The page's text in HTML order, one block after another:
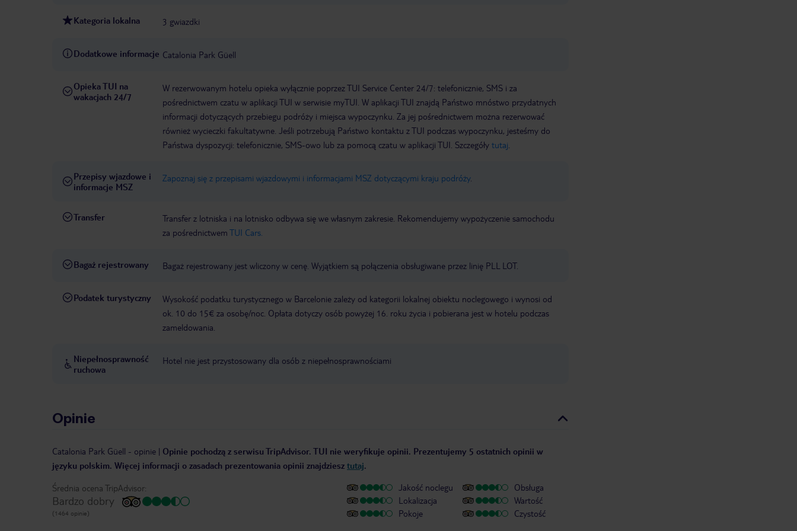
Kategoria lokalna 3 gwiazdki
Dodatkowe informacje Catalonia Park Güell
Opieka TUI na
wakacjach 24/7
W rezerwowanym hotelu opieka wyłącznie poprzez TUI Service Center 24/7: telefonicznie, SMS i za
pośrednictwem czatu w aplikacji TUI w serwisie myTUI. W aplikacji TUI znajdą Państwo mnóstwo przydatnych
informacji dotyczących przebiegu podróży i miejsca wypoczynku. Za jej pośrednictwem można rezerwować
również wycieczki fakultatywne. Jeśli potrzebują Państwo kontaktu z TUI podczas wypoczynku, jesteśmy do
Państwa dyspozycji: telefonicznie, SMS-owo lub za pomocą czatu w aplikacji TUI. Szczegóły tutaj
Przepisy wjazdowe i
informacje MSZ
Zapoznaj się z przepisami wjazdowymi i informacjami MSZ dotyczącymi kraju podróży.
Transfer
Transfer z lotniska i na lotnisko odbywa się we własnym zakresie. Rekomendujemy wypożyczenie samochodu
za pośrednictwem TUI Cars.
Bagaż rejestrowany Bagaż rejestrowany jest wliczony w cenę. Wyjątkiem są połączenia obsługiwane przez linię PLL LOT.
Podatek turystyczny
Wysokość podatku turystycznego w Barcelonie zależy od kategorii lokalnej obiektu noclegowego i wynosi od
ok. 10 do 15€ za osobę/noc. Opłata dotyczy osób powyżej 16. roku życia i pobierana jest w hotelu podczas
zameldowania.
Niepełnosprawność
ruchowa
Hotel nie jest przystosowany dla osób z niepełnosprawnościami
Opinie
Catalonia Park Güell - opinie | Opinie pochodzą z serwisu TripAdvisor. TUI nie weryfikuje opinii. Prezentujemy 5 ostatnich opinii w
języku polskim. Więcej informacji o zasadach prezentowania opinii znajdziesz tutaj.
Średnia ocena TripAdvisor:
Bardzo dobry
(1464 opinie)
Jakość noclegu
Lokalizacja
Pokoje
Obsługa
Wartość
Czystość